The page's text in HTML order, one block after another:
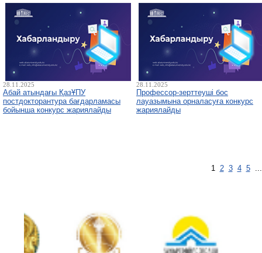
28.11.2025
Абай атындағы ҚазҰПУ
постдокторантура бағдарламасы
бойынша конкурс жариялайды
28.11.2025
Профессор-зерттеуші бос
лауазымына орналасуға конкурс
жариялайды
1 2 3 4 5